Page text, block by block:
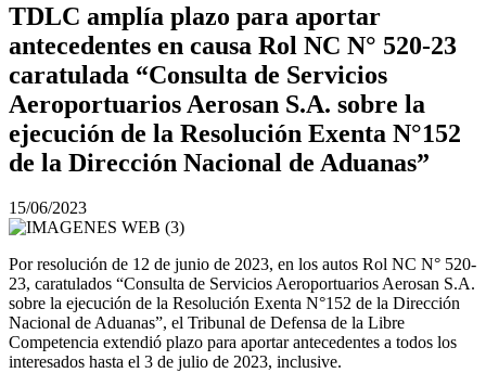
TDLC amplía plazo para aportar
antecedentes en causa Rol NC N° 520-23
caratulada “Consulta de Servicios
Aeroportuarios Aerosan S.A. sobre la
ejecución de la Resolución Exenta N°152
de la Dirección Nacional de Aduanas”
15/06/2023
Por resolución de 12 de junio de 2023, en los autos Rol NC N° 520-
23, caratulados “Consulta de Servicios Aeroportuarios Aerosan S.A.
sobre la ejecución de la Resolución Exenta N°152 de la Dirección
Nacional de Aduanas”, el Tribunal de Defensa de la Libre
Competencia extendió plazo para aportar antecedentes a todos los
interesados hasta el 3 de julio de 2023, inclusive.